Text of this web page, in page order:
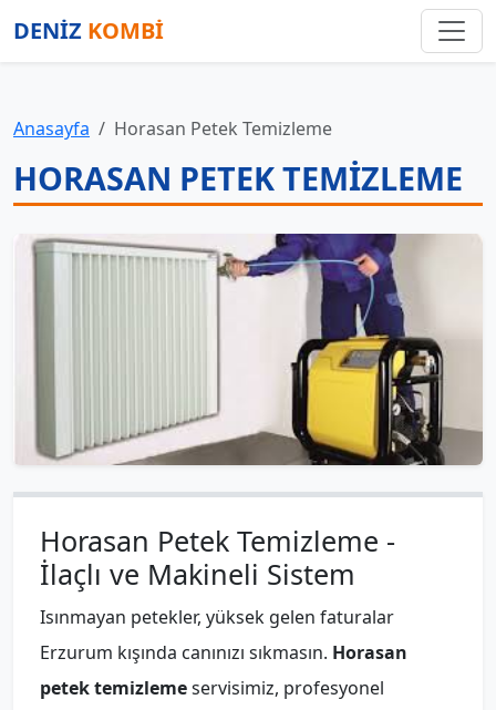
DENİZ KOMBİ
Anasayfa Horasan Petek Temizleme
HORASAN PETEK TEMIZLEME
Horasan Petek Temizleme -
İlaçlı ve Makineli Sistem
Isınmayan petekler, yüksek gelen faturalar
Erzurum kışında canınızı sıkmasın. Horasan
petek temizlemeservisimiz, profesyonel